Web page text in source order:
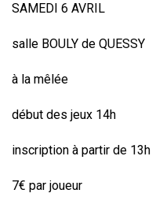
SAMEDI 6 AVRIL
salle BOULY de QUESSY
à la mêlée
début des jeux 14h
inscription à partir de 13h
7€ par joueur